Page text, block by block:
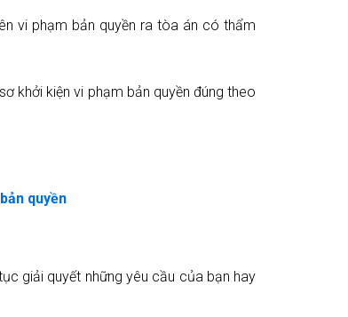
vi phạm bản quyền ra tòa án có thẩm
khởi kiện vi phạm bản quyền đúng theo
quyền
giải quyết những yêu cầu của bạn hay